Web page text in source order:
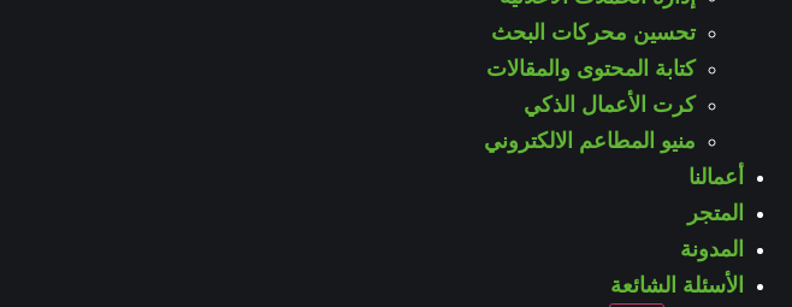
تحسين محركات البحث
كتابة المحتوى والمقالات
كرت الأعمال الذكي
منيو المطاعم الالكتروني
أعمالنا
المتجر
المدونة
الأسئلة الشائعة